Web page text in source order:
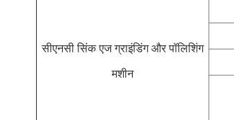
सीएनसी सिंक एज ग्राइंडिंग और पॉलिशिंग
मशीन